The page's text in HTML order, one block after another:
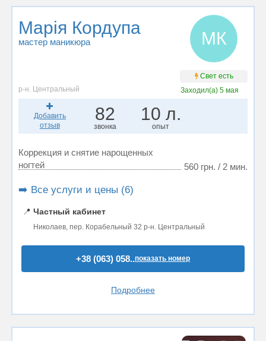
Марія Кордупа
мастер маникюра МК
Свет есть
р-н. Центральный
Заходил(а) 5 мая
Добавить
отзыв
82
звонка
10 л.
опыт
Коррекция и снятие нарощенных
ногтей
560 грн. / 2 мин.
➡️ Все услуги и цены (6)
📍 Частный кабинет
Николаев, пер. Корабельный 32 р-н. Центральный
+38 (063) 058..показать номер
Подробнее